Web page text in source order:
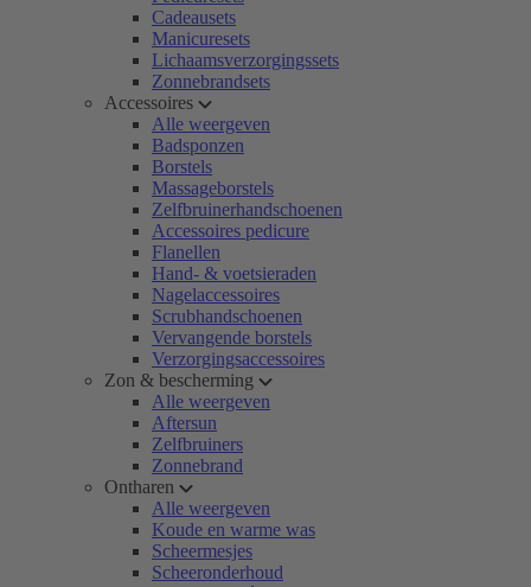
Cadeausets
Manicuresets
Lichaamsverzorgingssets
Zonnebrandsets
Accessoires
Alle weergeven
Badsponzen
Borstels
Massageborstels
Zelfbruinerhandschoenen
Accessoires pedicure
Flanellen
Hand- & voetsieraden
Nagelaccessoires
Scrubhandschoenen
Vervangende borstels
Verzorgingsaccessoires
Zon & bescherming
Alle weergeven
Aftersun
Zelfbruiners
Zonnebrand
Ontharen
Alle weergeven
Koude en warme was
Scheermesjes
Scheeronderhoud